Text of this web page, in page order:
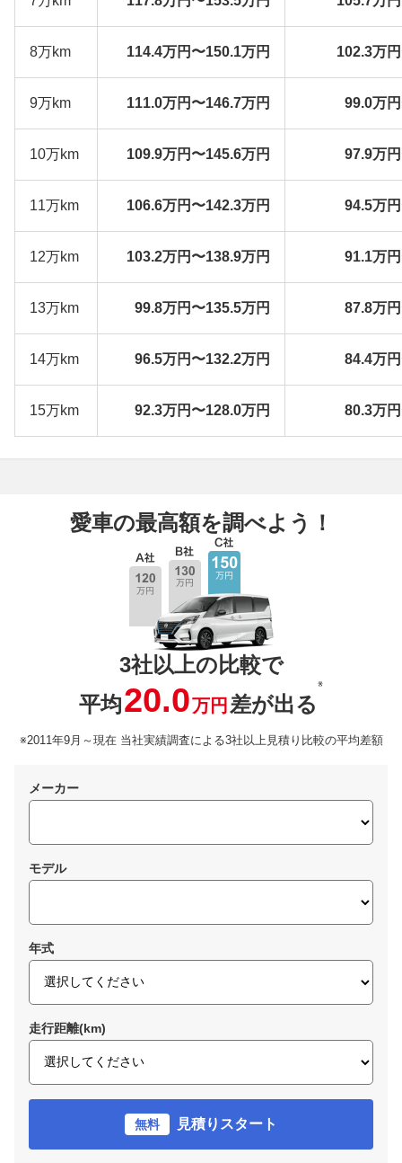
8万km 114.4万円〜150.1万円 102.3万
9万km 111.0万円〜146.7万円 99.0万
10万km 109.9万円〜145.6万円 97.9万
11万km 106.6万円〜142.3万円 94.5万
12万km 103.2万円〜138.9万円 91.1万
13万km 99.8万円〜135.5万円 87.8万
14万km 96.5万円〜132.2万円 84.4万
15万km 92.3万円〜128.0万円 80.3万
愛車の最高額を調べよう！
3社以上の比較で
平均20.0万円 差が出る
※
※2011年9月～現在 当社実績調査による3社以上見積り比較の平均差額
メーカー
モデル
年式
走行距離(km)
無料 見積りスタート